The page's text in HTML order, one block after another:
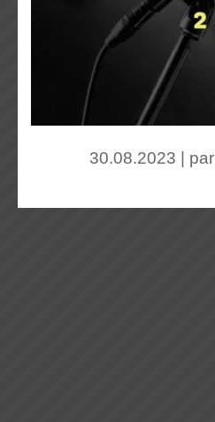
30.08.2023 | par